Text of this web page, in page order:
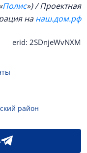
Полис») / Проектная
нанаш.дом.рф
erid: 2SDnjeWvNXM
район